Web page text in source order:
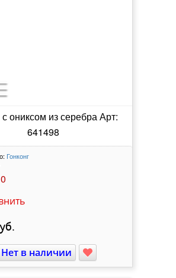
ониксом из серебра Арт:
641498
Гонконг
0
в наличии